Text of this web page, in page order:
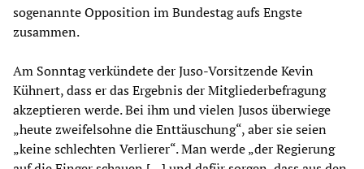
sogenannte Opposition im Bundestag aufs Engste
zusammen.
Am Sonntag verkündete der Juso-Vorsitzende Kevin
Kühnert, dass er das Ergebnis der Mitgliederbefragung
akzeptieren werde. Bei ihm und vielen Jusos überwiege
„heute zweifelsohne die Enttäuschung“, aber sie seien
„keine schlechten Verlierer“. Man werde „der Regierung